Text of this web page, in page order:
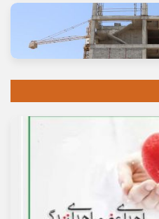
تمام شد
در مسیر بهره‌برداری